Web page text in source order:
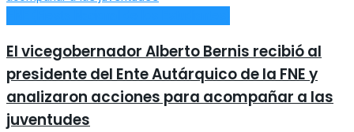
El vicegobernador Alberto Bernis recibió al
presidente del Ente Autárquico de la FNE y
analizaron acciones para acompañar a las
juventudes